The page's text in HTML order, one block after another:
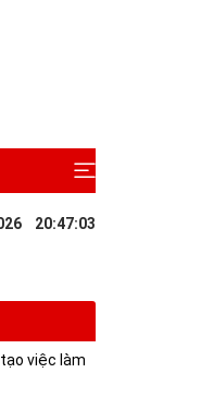
thông tê liệt
20:47:03
việc làm